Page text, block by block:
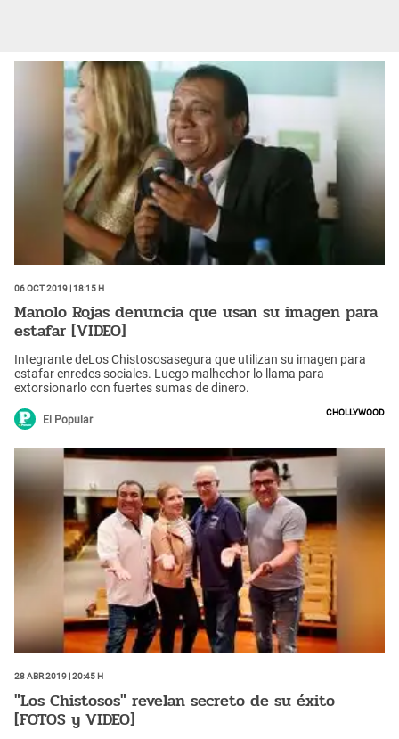
06 Oct 2019 | 18:15 h
Manolo Rojas denuncia que usan su imagen para
estafar [VIDEO]
Integrante deLos Chistososasegura que utilizan su imagen para
estafar enredes sociales. Luego malhechor lo llama para
extorsionarlo con fuertes sumas de dinero.
El Popular
Chollywood
28 Abr 2019 | 20:45 h
"Los Chistosos" revelan secreto de su éxito
[FOTOS y VIDEO]